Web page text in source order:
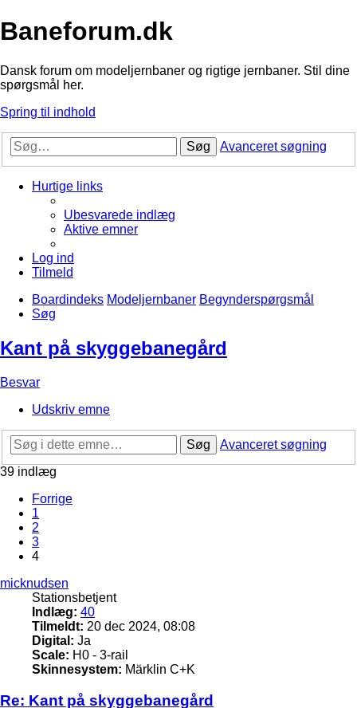
Baneforum.dk
Dansk forum om modeljernbaner og rigtige jernbaner. Stil dine
spørgsmål her.
Spring til indhold
Søg Avanceret søgning
Hurtige links
Ubesvarede indlæg
Aktive emner
Log ind
Tilmeld
Boardindeks Modeljernbaner Begynderspørgsmål
Søg
Kant på skyggebanegård
Besvar
Udskriv emne
Søg
Avanceret søgning
39 indlæg
Forrige
1
2
3
4
micknudsen
Stationsbetjent
Indlæg: 40
Tilmeldt: 20 dec 2024, 08:08
Digital: Ja
Scale: H0 - 3-rail
Skinnesystem: Märklin C+K
Re: Kant på skyggebanegård